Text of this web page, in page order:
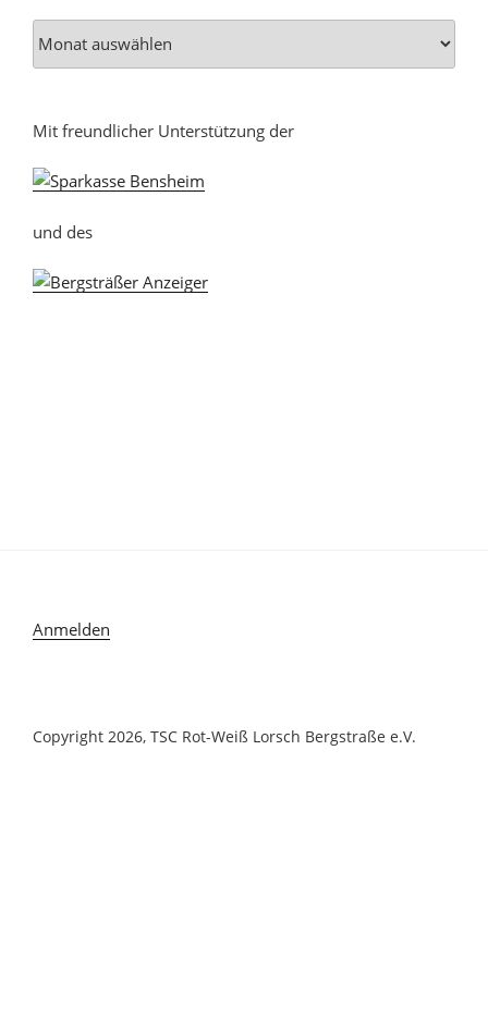
Mit freundlicher Unterstützung der
und des
Anmelden
Copyright 2026, TSC Rot-Weiß Lorsch Bergstraße e.V.